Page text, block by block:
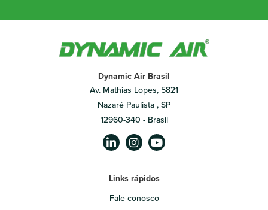
Dynamic Air Brasil
Av. Mathias Lopes, 5821
Nazaré Paulista , SP
12960-340 - Brasil
Links rápidos
Fale conosco